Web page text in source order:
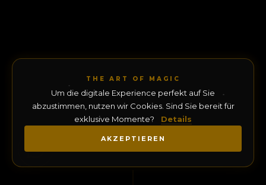
THE ART OF MAGIC
Um die digitale Experience perfekt auf Sie
abzustimmen, nutzen wir Cookies. Sind Sie bereit für
exklusive Momente?
Details
AKZEPTIEREN